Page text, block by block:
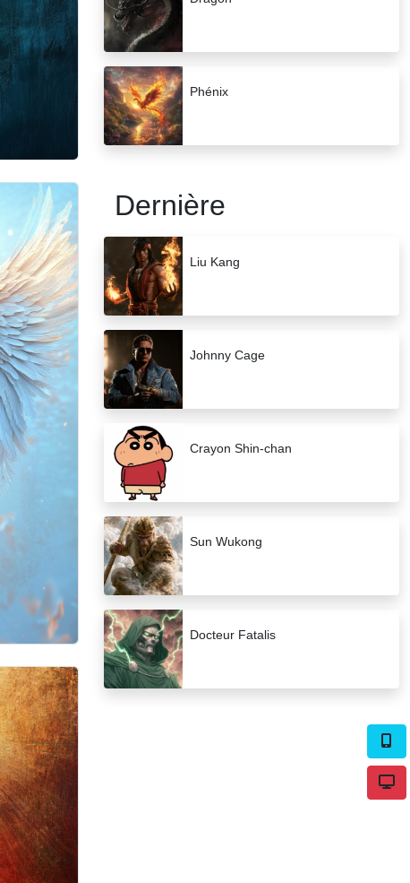
Phénix
Dernière
Liu Kang
Johnny Cage
Crayon Shin-chan
Sun Wukong
Docteur Fatalis